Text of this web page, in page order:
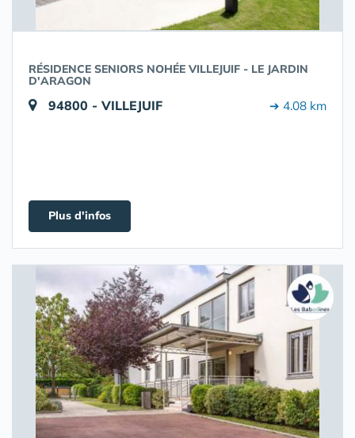
RÉSIDENCE SENIORS NOHÉE VILLEJUIF - LE JARDIN
D'ARAGON
94800 - VILLEJUIF ➔ 4.08 km
Plus d'infos